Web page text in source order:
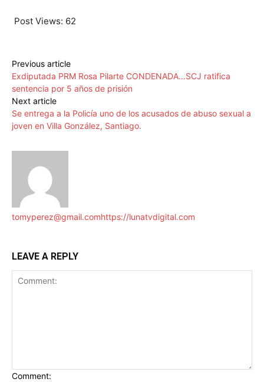
Post Views: 62
Previous article
Exdiputada PRM Rosa Pilarte CONDENADA…SCJ ratifica
sentencia por 5 años de prisión
Next article
Se entrega a la Policía uno de los acusados de abuso sexual a
joven en Villa González, Santiago.
tomyperez@gmail.comhttps://lunatvdigital.com
LEAVE A REPLY
Comment: